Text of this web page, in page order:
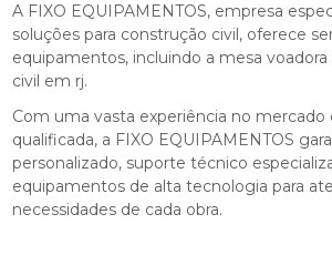
A FIXO EQUIPAMENTOS, empresa
soluções para construção civil, oferece
equipamentos, incluindo a mesa
civil em rj.
Com uma vasta experiência no
qualificada, a FIXO EQUIPAMENTOS
personalizado, suporte técnico
equipamentos de alta tecnologia para
necessidades de cada obra.